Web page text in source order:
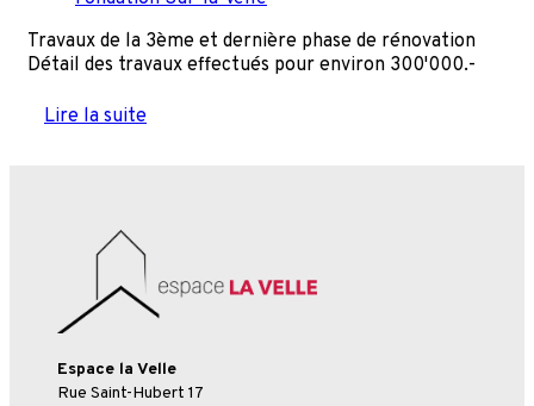
Travaux de la 3ème et dernière phase de rénovation
Détail des travaux effectués pour environ 300'000.-
Lire la suite
Espace la Velle
Rue Saint-Hubert 17